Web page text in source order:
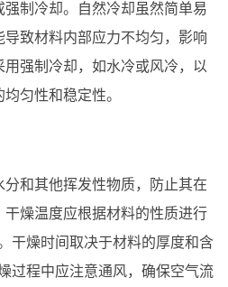
制冷却。自然冷却虽然简单易
致材料内部应力不均匀，影响
强制冷却，如水冷或风冷，以
匀性和稳定性。
和其他挥发性物质，防止其在
燥温度应根据材料的性质进行
干燥时间取决于材料的厚度和含
过程中应注意通风，确保空气流